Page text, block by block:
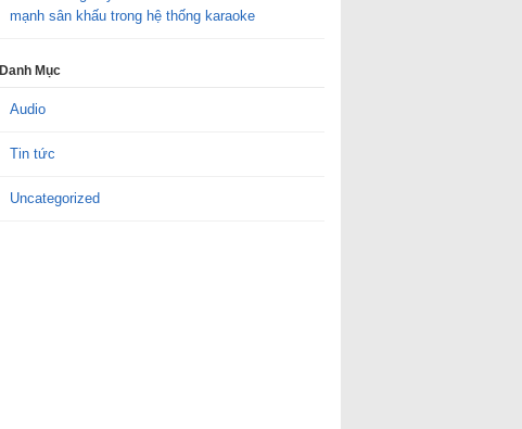
mạnh sân khấu trong hệ thống karaoke
Danh Mục
Audio
Tin tức
Uncategorized